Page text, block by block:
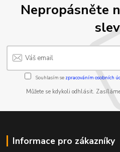
Nepropásněte
Souhlasím se zpracováním osobních
Můžete se kdykoli odhlásit.
Informace pro zákazníky